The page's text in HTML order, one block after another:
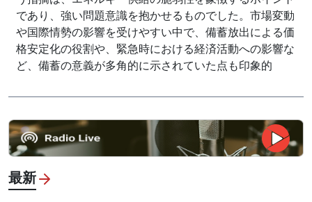
であり、強い問題意識を抱かせるものでした。市場変動
や国際情勢の影響を受けやすい中で、備蓄放出による価
格安定化の役割や、緊急時における経済活動への影響な
ど、備蓄の意義が多角的に示されていた点も印象的
最新